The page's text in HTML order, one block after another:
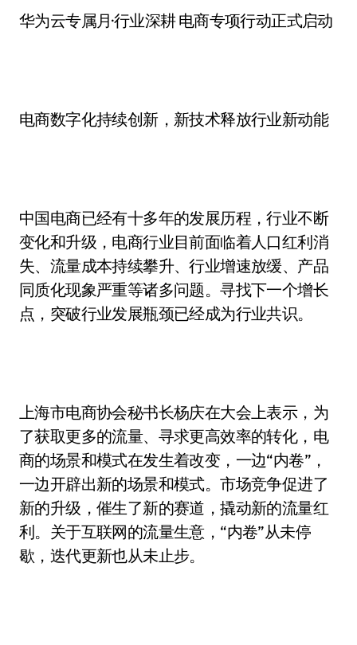
华为云专属月·行业深耕 电商专项行动正式启动
电商数字化持续创新，新技术释放行业新动能
中国电商已经有十多年的发展历程，行业不断
变化和升级，电商行业目前面临着人口红利消
失、流量成本持续攀升、行业增速放缓、产品
同质化现象严重等诸多问题。寻找下一个增长
点，突破行业发展瓶颈已经成为行业共识。
上海市电商协会秘书长杨庆在大会上表示，为
了获取更多的流量、寻求更高效率的转化，电
商的场景和模式在发生着改变，一边“内卷”，
一边开辟出新的场景和模式。市场竞争促进了
新的升级，催生了新的赛道，撬动新的流量红
利。关于互联网的流量生意，“内卷”从未停
歇，迭代更新也从未止步。